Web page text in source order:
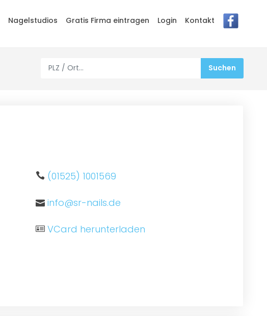
Nagelstudios Gratis Firma eintragen Login Kontakt
(01525) 1001569
info@sr-nails.de
VCard herunterladen